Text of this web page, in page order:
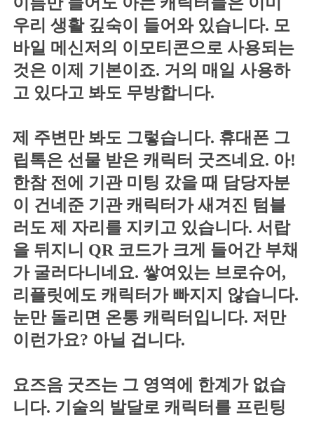
우리 생활 깊숙이 들어와 있습니다. 모
바일 메신저의 이모티콘으로 사용되는
것은 이제 기본이죠. 거의 매일 사용하
고 있다고 봐도 무방합니다.
제 주변만 봐도 그렇습니다. 휴대폰 그
립톡은 선물 받은 캐릭터 굿즈네요. 아!
한참 전에 기관 미팅 갔을 때 담당자분
이 건네준 기관 캐릭터가 새겨진 텀블
러도 제 자리를 지키고 있습니다. 서랍
을 뒤지니 QR 코드가 크게 들어간 부채
가 굴러다니네요. 쌓여있는 브로슈어,
리플릿에도 캐릭터가 빠지지 않습니다.
눈만 돌리면 온통 캐릭터입니다. 저만
이런가요? 아닐 겁니다.
요즈음 굿즈는 그 영역에 한계가 없습
니다. 기술의 발달로 캐릭터를 프린팅